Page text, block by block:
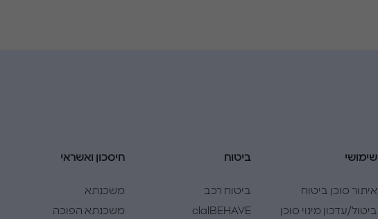
שימושי
איתור סוכן ביטוח
ביטול/עדכון מינוי סוכן
ביטוח
ביטוח רכב
clalBEHAVE
חיסכון ואשראי
משכנתא
משכנתא הפוכה